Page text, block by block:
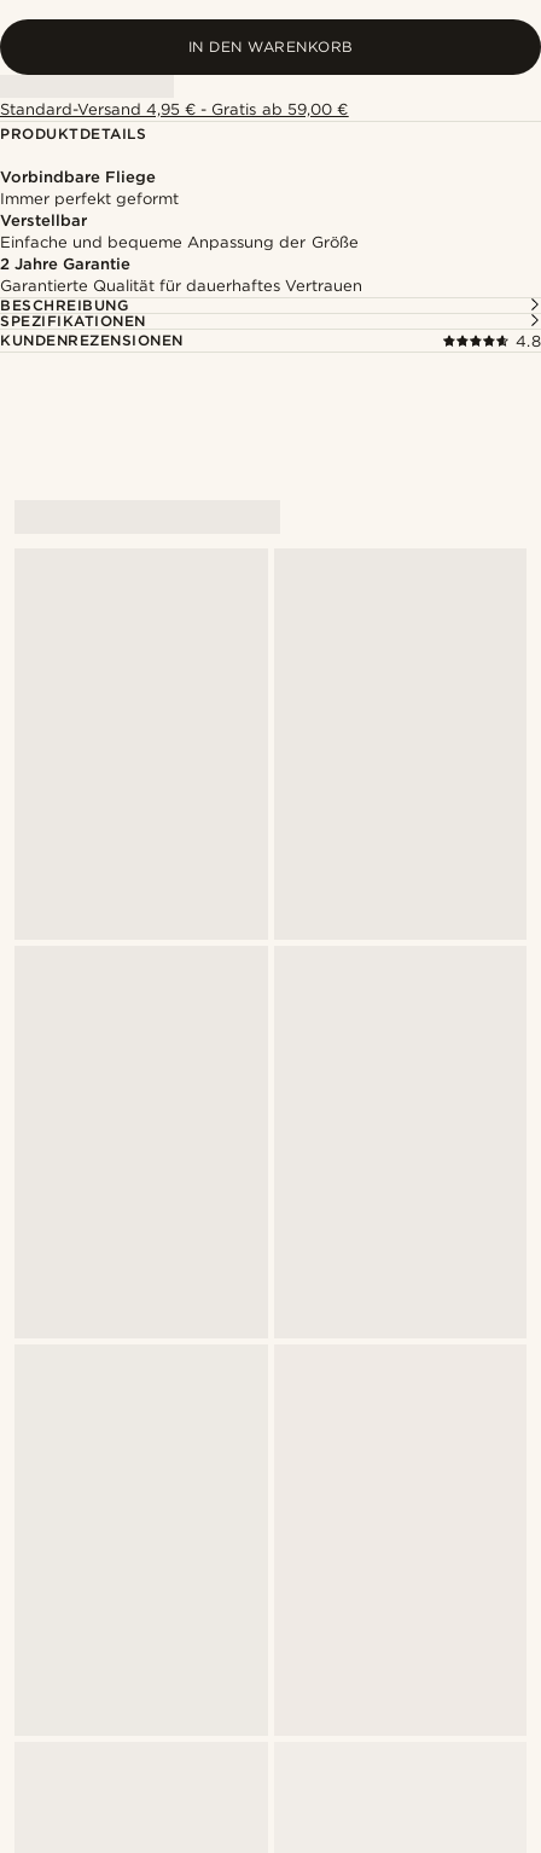
IN DEN WARENKORB
Standard-Versand 4,95 € - Gratis ab 59,00 €
PRODUKTDETAILS
Vorbindbare Fliege
Immer perfekt geformt
Verstellbar
Einfache und bequeme Anpassung der Größe
2 Jahre Garantie
Garantierte Qualität für dauerhaftes Vertrauen
BESCHREIBUNG
SPEZIFIKATIONEN
KUNDENREZENSIONEN
4.8